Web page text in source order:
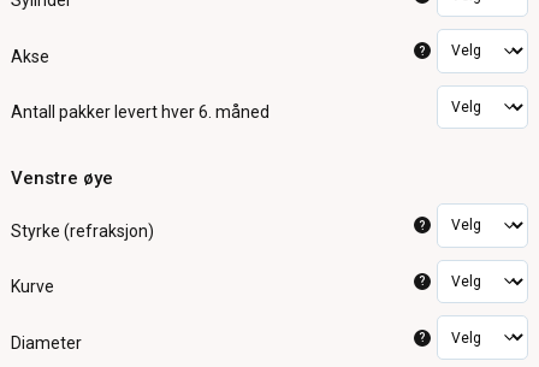
Akse ?
Antall pakker levert hver 6. måned
Venstre øye
Styrke (refraksjon) ?
Kurve ?
Diameter ?